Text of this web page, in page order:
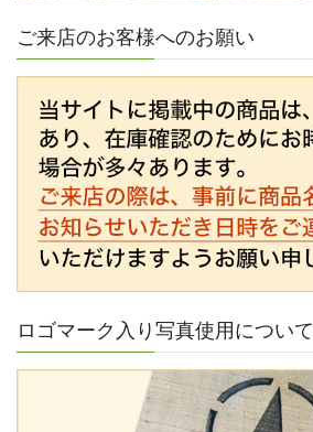
ご来店のお客様へのお願い
ロゴマーク入り写真使用について